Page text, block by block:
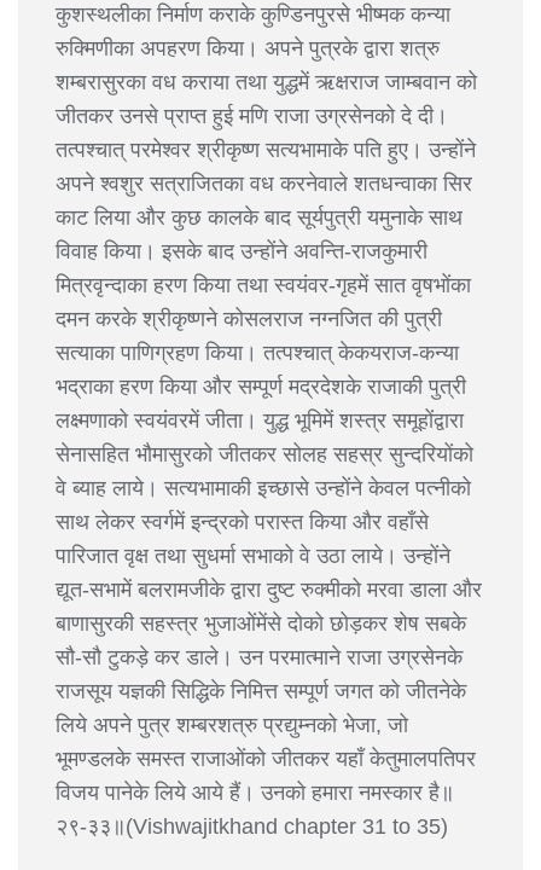
कुशस्थलीका निर्माण कराके कुण्डिनपुरसे भीष्मक कन्या
रुक्मिणीका अपहरण किया। अपने पुत्रके द्वारा शत्रु
शम्बरासुरका वध कराया तथा युद्धमें ऋक्षराज जाम्बवान को
जीतकर उनसे प्राप्त हुई मणि राजा उग्रसेनको दे दी।
तत्पश्चात् परमेश्वर श्रीकृष्ण सत्यभामाके पति हुए। उन्होंने
अपने श्वशुर सत्राजितका वध करनेवाले शतधन्वाका सिर
काट लिया और कुछ कालके बाद सूर्यपुत्री यमुनाके साथ
विवाह किया। इसके बाद उन्होंने अवन्ति-राजकुमारी
मित्रवृन्दाका हरण किया तथा स्वयंवर-गृहमें सात वृषभोंका
दमन करके श्रीकृष्णने कोसलराज नग्नजित की पुत्री
सत्याका पाणिग्रहण किया। तत्पश्चात् केकयराज-कन्या
भद्राका हरण किया और सम्पूर्ण मद्रदेशके राजाकी पुत्री
लक्ष्मणाको स्वयंवरमें जीता। युद्ध भूमिमें शस्त्र समूहोंद्वारा
सेनासहित भौमासुरको जीतकर सोलह सहस्र सुन्दरियोंको
वे ब्याह लाये। सत्यभामाकी इच्छासे उन्होंने केवल पत्नीको
साथ लेकर स्वर्गमें इन्द्रको परास्त किया और वहाँसे
पारिजात वृक्ष तथा सुधर्मा सभाको वे उठा लाये। उन्होंने
द्यूत-सभामें बलरामजीके द्वारा दुष्ट रुक्मीको मरवा डाला और
बाणासुरकी सहस्त्र भुजाओंमेंसे दोको छोड़कर शेष सबके
सौ-सौ टुकड़े कर डाले। उन परमात्माने राजा उग्रसेनके
राजसूय यज्ञकी सिद्धिके निमित्त सम्पूर्ण जगत को जीतनेके
लिये अपने पुत्र शम्बरशत्रु प्रद्युम्नको भेजा, जो
भूमण्डलके समस्त राजाओंको जीतकर यहाँ केतुमालपतिपर
विजय पानेके लिये आये हैं। उनको हमारा नमस्कार है॥
२९-३३॥(Vishwajitkhand chapter 31 to 35)